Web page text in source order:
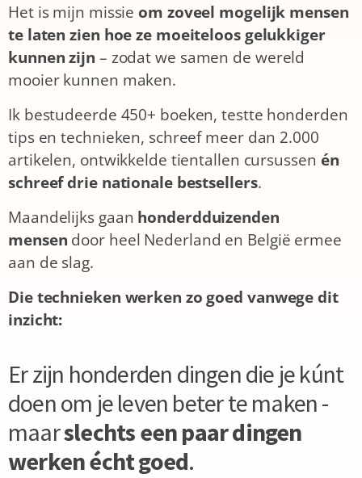
Het is mijn missie om zoveel mogelijk mensen
te laten zien hoe ze moeiteloos gelukkiger
kunnen zijn – zodat we samen de wereld
mooier kunnen maken.
Ik bestudeerde 450+ boeken, testte honderden
tips en technieken, schreef meer dan 2.000
artikelen, ontwikkelde tientallen cursussen én
schreef drie nationale bestsellers.
Maandelijks gaan honderdduizenden
mensen door heel Nederland en België ermee
aan de slag.
Die technieken werken zo goed vanwege dit
inzicht:
Er zijn honderden dingen die je kúnt
doen om je leven beter te maken -
maarslechts een paar dingen
werken écht goed.